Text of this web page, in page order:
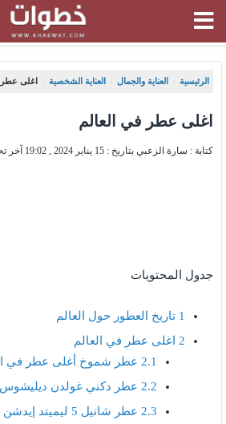
الرئيسية ، العناية والجمال ، العناية الشخصية ، اغلى عطر
اغلى عطر في العالم
كتابة : سارة الزعبي بتاريخ : 15 يناير 2024 , 19:02 آخر
جدول المحتويات
1 تاريخ العطور حول العالم
2 اغلى عطر في العالم
2.1 عطر شموخ أغلى عطر في
2.2 عطر دكني غولدن ديليشوس
2.3 عطر شانيل 5 ليميتد إيدشن غراند إكسترايت